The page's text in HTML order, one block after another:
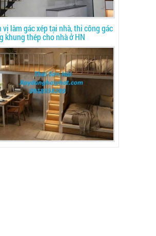
vị làm gác xép tại nhà, thi công gác
khung thép cho nhà ở HN